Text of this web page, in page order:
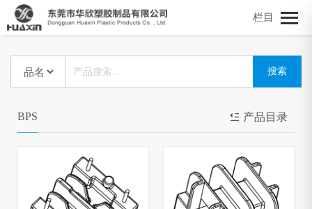
栏目
BPS 产品目录